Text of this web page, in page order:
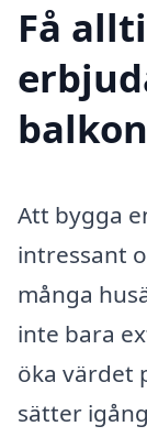
Få
Att bygga
intressant
många
inte bara
öka värdet
sätter